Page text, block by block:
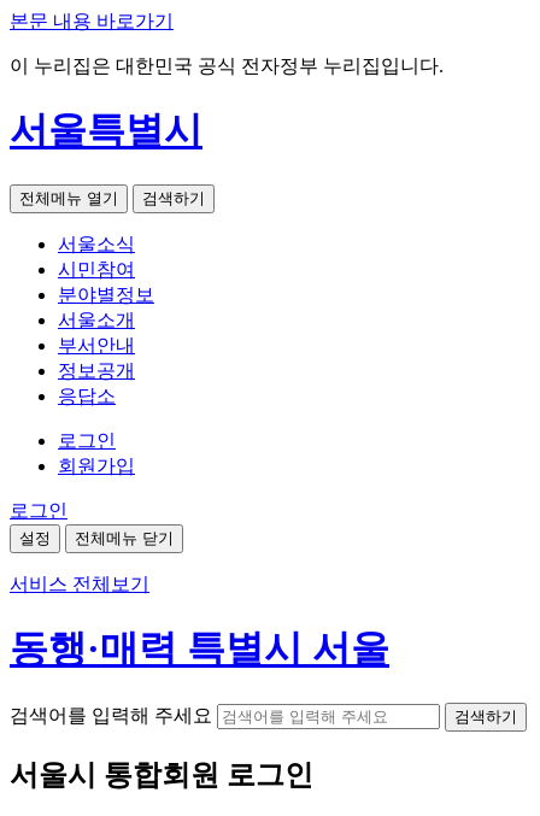
본문 내용 바로가기
이 누리집은 대한민국 공식 전자정부 누리집입니다.
서울특별시
전체메뉴 열기 검색하기
서울소식
시민참여
분야별정보
서울소개
부서안내
정보공개
응답소
로그인
회원가입
로그인
설정 전체메뉴 닫기
서비스 전체보기
동행·매력 특별시 서울
검색어를 입력해 주세요 검색하기
서울시 통합회원 로그인